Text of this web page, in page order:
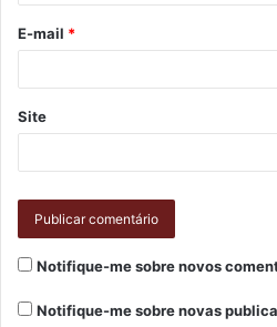
E-mail *
Site
Notifique-me sobre novos
Notifique-me sobre novas